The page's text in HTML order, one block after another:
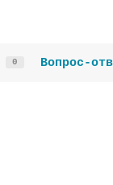
0 Вопрос-